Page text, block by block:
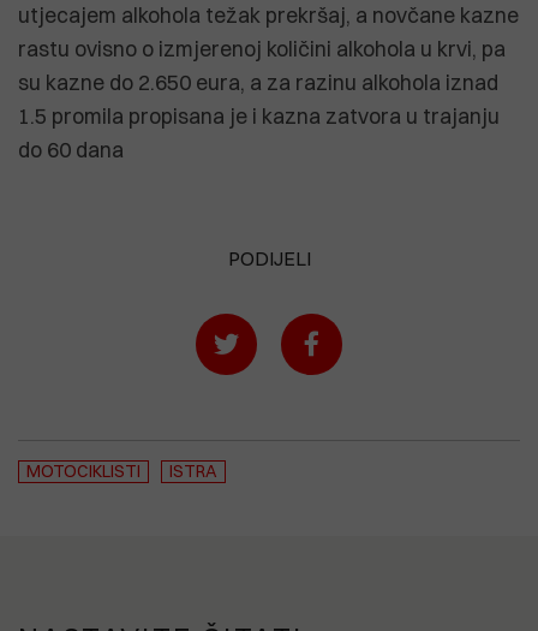
utjecajem alkohola težak prekršaj, a novčane kazne
rastu ovisno o izmjerenoj količini alkohola u krvi, pa
su kazne do 2.650 eura, a za razinu alkohola iznad
1.5 promila propisana je i kazna zatvora u trajanju
do 60 dana
PODIJELI
MOTOCIKLISTI ISTRA